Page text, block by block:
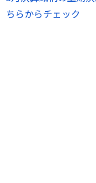
ちらからチェック